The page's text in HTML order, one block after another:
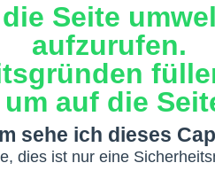
Seite
aufzurufen.
auf die
sehe ich dieses
dies ist nur eine